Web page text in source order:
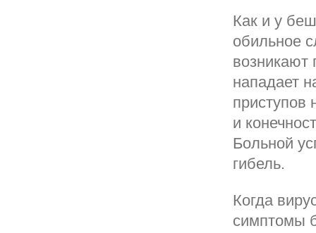
Как и у
обильное
возникают
нападает
приступов
и
Больной
гибель.
Когда
симптомы